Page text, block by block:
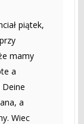
piątek,
mamy
a
a
Wiec